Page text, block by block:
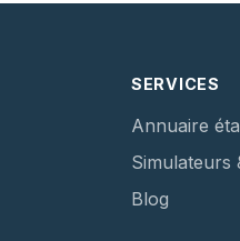
SERVICES
Annuaire
Simulateurs
Blog